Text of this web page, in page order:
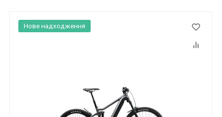
Нове надходження